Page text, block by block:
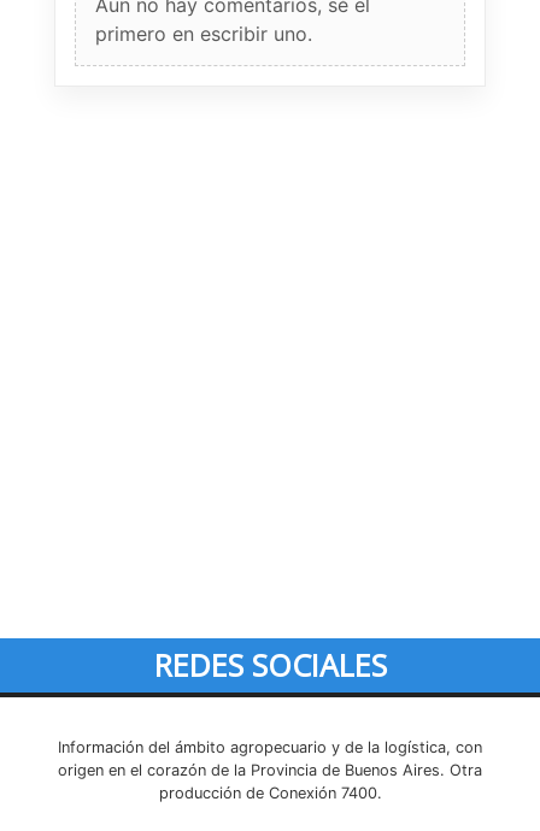
primero en escribir uno.
REDES SOCIALES
Información del ámbito agropecuario y de la logística, con
origen en el corazón de la Provincia de Buenos Aires. Otra
producción de Conexión 7400.